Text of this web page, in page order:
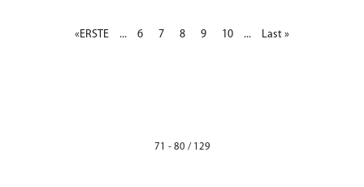
«ERSTE ... 6 7 8 9 10 ... Last »
71 - 80 / 129